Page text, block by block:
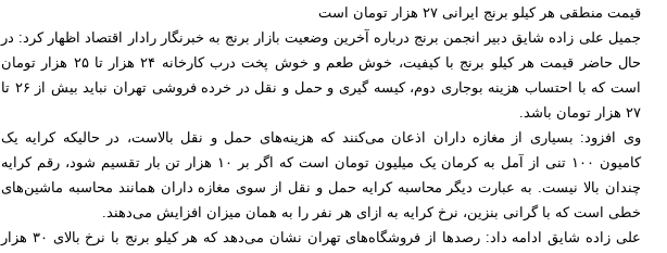
قیمت منطقی هر کیلو برنج ایرانی ۲۷ هزار تومان است
جمیل علی زاده شایق دبیر انجمن برنج درباره آخرین وضعیت بازار برنج به خبرنگار رادار اقتصاد اظهار کرد: در
حال حاضر قیمت هر کیلو برنج با کیفیت، خوش طعم و خوش پخت درب کارخانه ۲۴ هزار تا ۲۵ هزار تومان
است که با احتساب هزینه بوجاری دوم، کیسه گیری و حمل و نقل در خرده فروشی تهران نباید بیش از ۲۶ تا
۲۷ هزار تومان باشد.
وی افزود: بسیاری از مغازه داران اذعان می‌کنند که هزینه‌های حمل و نقل بالاست، در حالیکه کرایه یک
کامیون ۱۰۰ تنی از آمل به کرمان یک میلیون تومان است که اگر بر ۱۰ هزار تن بار تقسیم شود، رقم کرایه
چندان بالا نیست. به عبارت دیگر محاسبه کرایه حمل و نقل از سوی مغازه داران همانند محاسبه ماشین‌های
خطی است که با گرانی بنزین، نرخ کرایه به ازای هر نفر را به همان میزان افزایش می‌دهند.
علی زاده شایق ادامه داد: رصدها از فروشگاه‌های تهران نشان می‌دهد که هر کیلو برنج با نرخ بالای ۳۰ هزار